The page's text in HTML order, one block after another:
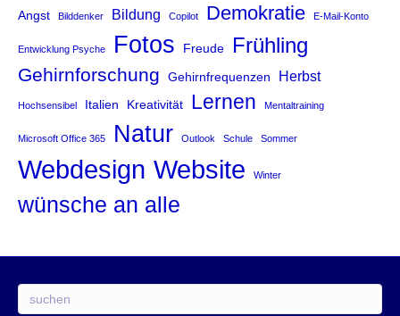
Angst Bilddenker Bildung Copilot Demokratie E-Mail-Konto
Entwicklung Psyche Fotos Freude Frühling
Gehirnforschung Gehirnfrequenzen Herbst
Hochsensibel Italien Kreativität Lernen Mentaltraining
Microsoft Office 365 Natur Outlook Schule Sommer
Webdesign Website Winter
wünsche an alle
Suchen